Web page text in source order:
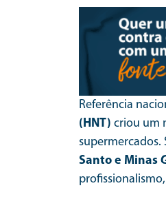
Referência
(HNT) criou um
supermercados.
Santo e Minas